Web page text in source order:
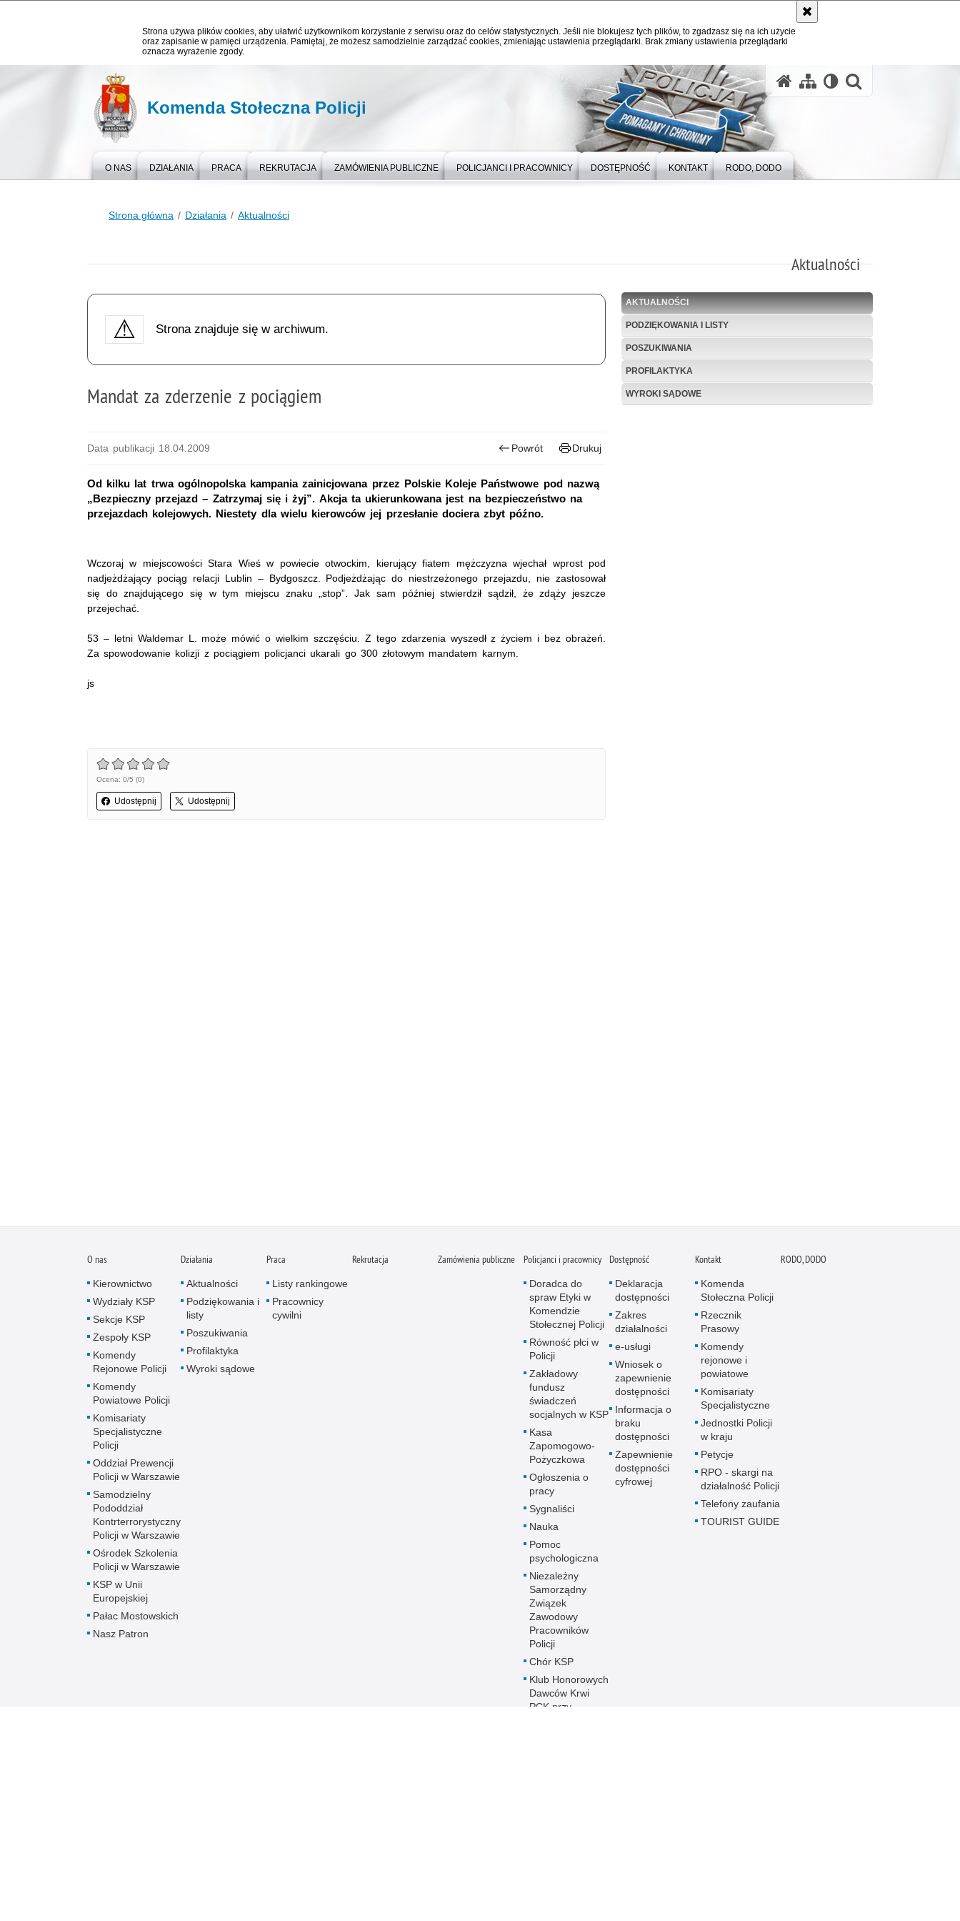
Strona używa plików cookies, aby ułatwić użytkownikom korzystanie z serwisu oraz do celów statystycznych. Jeśli nie blokujesz tych plików, to zgadzasz się na ich użycie
oraz zapisanie w pamięci urządzenia. Pamiętaj, że możesz samodzielnie zarządzać cookies, zmieniając ustawienia przeglądarki. Brak zmiany ustawienia przeglądarki
oznacza wyrażenie zgody.
Komenda Stołeczna Policji
O NAS DZIAŁANIA PRACA REKRUTACJA ZAMÓWIENIA PUBLICZNE POLICJANCI I PRACOWNICY DOSTĘPNOŚĆ KONTAKT RODO, DODO
Strona główna Działania Aktualności
Aktualności
Strona znajduje się w archiwum.
Mandat za zderzenie z pociągiem
Data publikacji 18.04.2009 Powrót Drukuj
Od kilku lat trwa ogólnopolska kampania zainicjowana przez Polskie Koleje Państwowe pod nazwą
„Bezpieczny przejazd – Zatrzymaj się i żyj”. Akcja ta ukierunkowana jest na bezpieczeństwo na
przejazdach kolejowych. Niestety dla wielu kierowców jej przesłanie dociera zbyt późno.
Wczoraj w miejscowości Stara Wieś w powiecie otwockim, kierujący fiatem mężczyzna wjechał wprost pod
nadjeżdżający pociąg relacji Lublin – Bydgoszcz. Podjeżdżając do niestrzeżonego przejazdu, nie zastosował
się do znajdującego się w tym miejscu znaku „stop”. Jak sam później stwierdził sądził, że zdąży jeszcze
przejechać.
53 – letni Waldemar L. może mówić o wielkim szczęściu. Z tego zdarzenia wyszedł z życiem i bez obrażeń.
Za spowodowanie kolizji z pociągiem policjanci ukarali go 300 złotowym mandatem karnym.
js
Ocena: 0/5 (0)
Udostępnij Udostępnij
AKTUALNOŚCI
PODZIĘKOWANIA I LISTY
POSZUKIWANIA
PROFILAKTYKA
WYROKI SĄDOWE
O nas
Kierownictwo
Wydziały KSP
Sekcje KSP
Zespoły KSP
Komendy
Rejonowe Policji
Komendy
Powiatowe Policji
Komisariaty
Specjalistyczne
Policji
Oddział Prewencji
Policji w Warszawie
Samodzielny
Pododdział
Kontrterrorystyczny
Policji w Warszawie
Ośrodek Szkolenia
Policji w Warszawie
KSP w Unii
Europejskiej
Pałac Mostowskich
Nasz Patron
Działania
Aktualności
Podziękowania i
listy
Poszukiwania
Profilaktyka
Wyroki sądowe
Praca
Listy rankingowe
Pracownicy
cywilni
Rekrutacja Zamówienia publiczne Policjanci i pracownicy
Doradca do
spraw Etyki w
Komendzie
Stołecznej Policji
Równość płci w
Policji
Zakładowy
fundusz
świadczeń
socjalnych w KSP
Kasa
Zapomogowo-
Pożyczkowa
Ogłoszenia o
pracy
Sygnaliści
Nauka
Pomoc
psychologiczna
Niezależny
Samorządny
Związek
Zawodowy
Pracowników
Policji
Chór KSP
Klub Honorowych
Dawców Krwi
PCK przy
Dostępność
Deklaracja
dostępności
Zakres
działalności
e-usługi
Wniosek o
zapewnienie
dostępności
Informacja o
braku
dostępności
Zapewnienie
dostępności
cyfrowej
Kontakt
Komenda
Stołeczna Policji
Rzecznik
Prasowy
Komendy
rejonowe i
powiatowe
Komisariaty
Specjalistyczne
Jednostki Policji
w kraju
Petycje
RPO - skargi na
działalność Policji
Telefony zaufania
TOURIST GUIDE
RODO, DODO